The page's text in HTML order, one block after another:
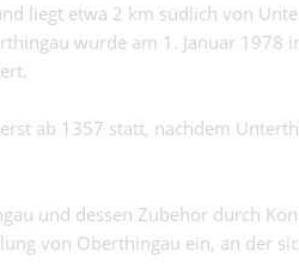
liegt etwa 2 km südlich von
wurde am 1. Januar 1978
ab 1357 statt, nachdem
und dessen Zubehör durch
von Oberthingau ein, an der